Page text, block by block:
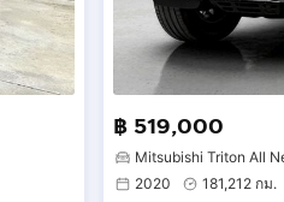
฿ 519,000
Mitsubishi Triton All
2020
181,212 กม.